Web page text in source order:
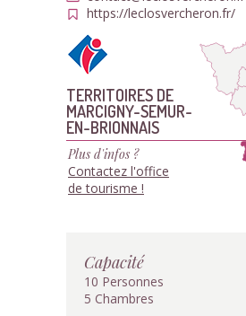
https://leclosvercheron.fr/
TERRITOIRES DE
MARCIGNY-SEMUR-
EN-BRIONNAIS
Plus d'infos ?
Contactez l'office
de tourisme !
Capacité
10 Personnes
5 Chambres